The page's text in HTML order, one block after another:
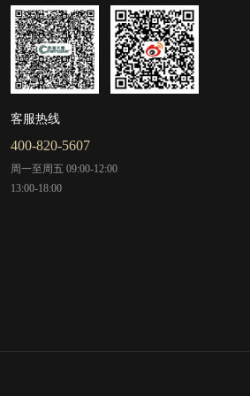
客服热线
400-820-5607
周一至周五 09:00-12:00
13:00-18:00